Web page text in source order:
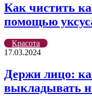
Как чистить
помощью
Красота
17.03.2024
Держи лицо:
выкладывать